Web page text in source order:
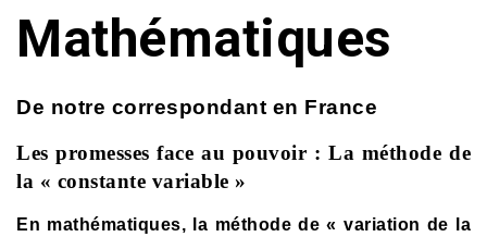
Mathématiques
De notre correspondant en France
Les promesses face au pouvoir : La méthode de
la « constante variable »
En mathématiques, la méthode de « variation de la